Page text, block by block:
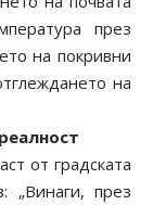
през
на покривни
на
от градската
„Винаги, през